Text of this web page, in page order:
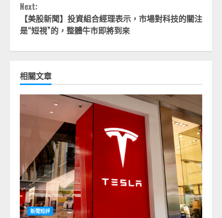
Next:
【美股新聞】投資組合經理表示，市場對科技的關注
是“短視”的，整體牛市即將到來
相關文章
新聞短評